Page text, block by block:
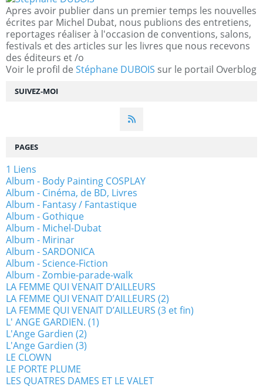
SUIVEZ-MOI
Apres avoir publier dans un premier temps les nouvelles
écrites par Michel Dubat, nous publions des entretiens,
reportages réaliser à l'occasion de conventions, salons,
festivals et des articles sur les livres que nous recevons
des éditeurs et /o
Voir le profil de Stéphane DUBOIS sur le portail Overblog
PAGES
1 Liens
Album - Body Painting COSPLAY
Album - Cinéma, de BD, Livres
Album - Fantasy / Fantastique
Album - Gothique
Album - Michel-Dubat
Album - Mirinar
Album - SARDONICA
Album - Science-Fiction
Album - Zombie-parade-walk
LA FEMME QUI VENAIT D’AILLEURS
LA FEMME QUI VENAIT D’AILLEURS (2)
LA FEMME QUI VENAIT D’AILLEURS (3 et fin)
L' ANGE GARDIEN. (1)
L'Ange Gardien (2)
L'Ange Gardien (3)
LE CLOWN
LE PORTE PLUME
LES QUATRES DAMES ET LE VALET